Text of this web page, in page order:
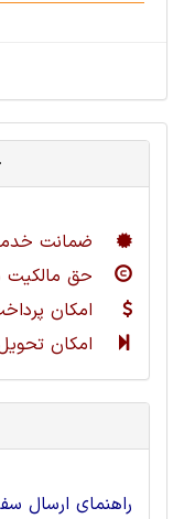
ضمانت
حق مالکیت
امکان
امکان
راهنمای ارسال